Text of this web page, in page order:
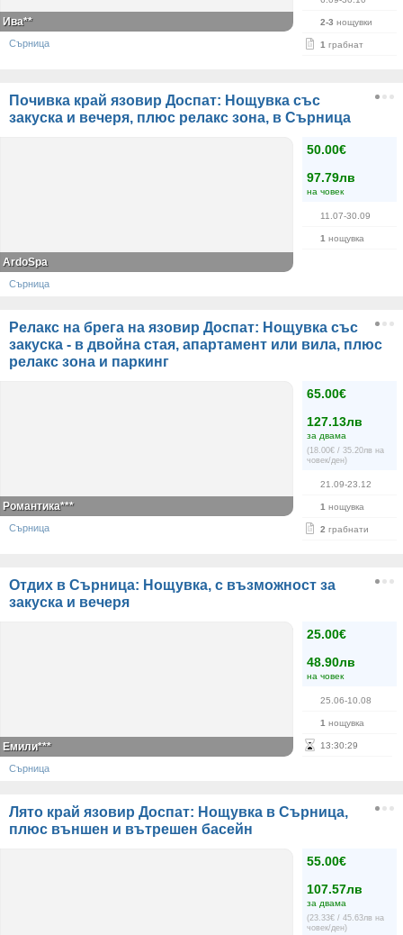
2-3 нощувки
1 грабнат
Ива**
Сърница
Почивка край язовир Доспат: Нощувка със
закуска и вечеря, плюс релакс зона, в Сърница
50.00€
97.79лв
на човек
11.07-30.09
1 нощувка
ArdoSpa
Сърница
Релакс на брега на язовир Доспат: Нощувка със
закуска - в двойна стая, апартамент или вила, плюс
релакс зона и паркинг
65.00€
127.13лв
за двама
(18.00€ / 35.20лв на
човек/ден)
21.09-23.12
1 нощувка
2 грабнати
Романтика***
Сърница
Отдих в Сърница: Нощувка, с възможност за
закуска и вечеря
25.00€
48.90лв
на човек
25.06-10.08
1 нощувка
13:30:28
Емили***
Сърница
Лято край язовир Доспат: Нощувка в Сърница,
плюс външен и вътрешен басейн
55.00€
107.57лв
за двама
(23.33€ / 45.63лв на
човек/ден)